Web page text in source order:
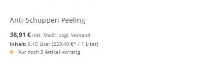
Anti-Schuppen Peeling
Inhalt: 0.15 Liter (259,40 €* / 1 Liter)
38,91 € inkl. MwSt. zzgl. Versand
Nur noch 3 Artikel vorrätig